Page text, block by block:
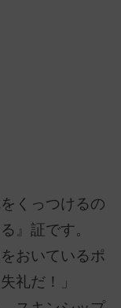
くっつけるの
』証です。
おいているポ
礼だ！」